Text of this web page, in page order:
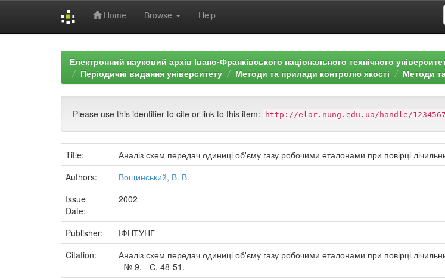
Home Browse Help
Електронний науковий архів Івано-Франківського національного технічного
Періодичні видання університету
Методи та прилади контролю якості Методи
Please use this identifier to cite or link to this item: http://elar.nung.edu.ua/handle/
Title:
Аналіз схем передач одиниці об'єму газу робочими еталонами при повірці
Authors:
Вощинський, В. В.
Issue
Date:
2002
Publisher:
ІФНТУНГ
Citation:
Аналіз схем передач одиниці об'єму газу робочими еталонами при повірці
- № 9. - С. 48-51.